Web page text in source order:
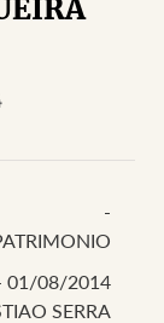
-
01/08/2014
SERRA